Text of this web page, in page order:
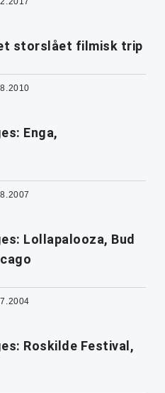
storslået filmisk trip
Enga,
Lollapalooza, Bud
Roskilde Festival,